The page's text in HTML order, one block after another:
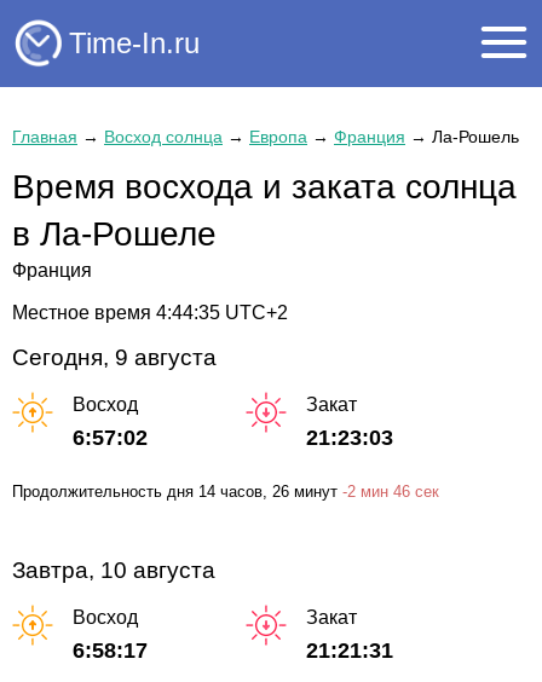
Time-In.ru
Главная → Восход солнца → Европа → Франция → Ла-Рошель
Время восхода и заката солнца
в Ла-Рошеле
Франция
Местное время 4:44:35 UTC+2
Сегодня, 9 августа
Восход
6:57:02
Закат
21:23:03
Продолжительность дня 14 часов , 26 минут -2 мин 46 сек
Завтра, 10 августа
Восход
6:58:17
Закат
21:21:31